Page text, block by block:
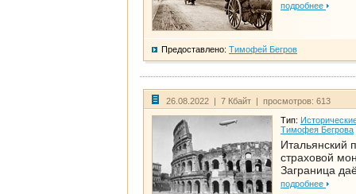
подробнее
Предоставлено: Тимофей Бегров
26.08.2022 | 7 Кбайт | просмотров: 613
Тип:
Тимофея Бегрова
Итальянский
страховой
Заграница
подробнее